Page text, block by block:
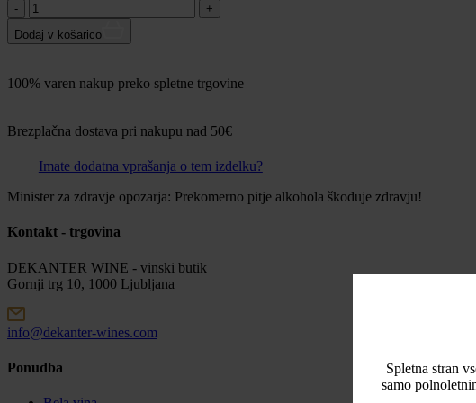
Spletna stran
samo
Količina:
Dodaj v košarico
100% varen nakup preko spletne trgovine
Brezplačna dostava pri nakupu nad 50€
Imate dodatna vprašanja o tem izdelku?
Minister za zdravje opozarja: Prekomerno pitje alkohola škoduje zdravju!
Kontakt - trgovina
DEKANTER WINE - vinski butik
Gornji trg 10, 1000 Ljubljana
info@dekanter-wines.com
Ponudba